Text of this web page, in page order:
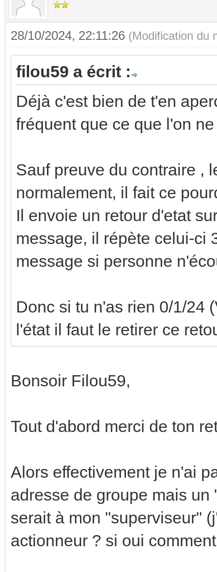
28/10/2024, 22:11:26 (Modification du
filou59 a écrit :
Déjà c'est bien de t'en
fréquent que ce que l'on
Sauf preuve du contraire ,
normalement, il fait ce
Il envoie un retour d'etat
message, il répète celui-ci
message si personne
Donc si tu n'as rien 0/1/24
l'état il faut le retirer ce
Bonsoir Filou59,
Tout d'abord merci de ton
Alors effectivement je n'ai
adresse de groupe mais
serait à mon "superviseur"
actionneur ? si oui